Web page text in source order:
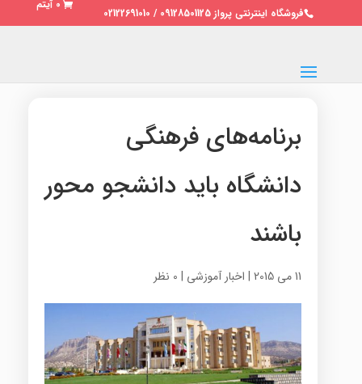
فروشگاه اینترنتی پرواز 09128501125 / 02122691010
0 آیتم
برنامه‌های فرهنگی
دانشگاه باید دانشجو محور
باشند
11 می 2015 | اخبار آموزشی | 0 نظر